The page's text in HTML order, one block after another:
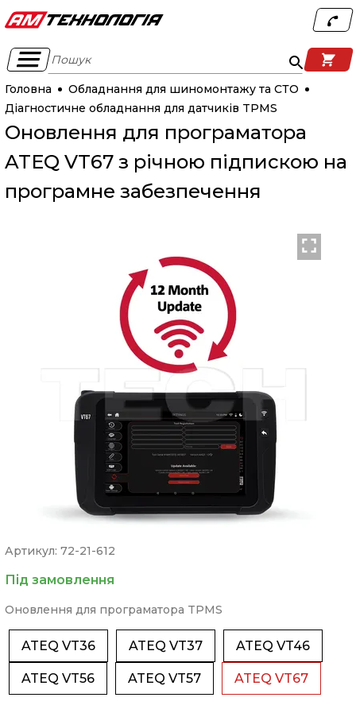
Пошук
Головна
Обладнання для шиномонтажу та СТО
Діагностичне обладнання для датчиків TPMS
Оновлення для програматора
ATEQ VT67 з річною підпискою на
програмне забезпечення
Артикул: 72-21-612
Під замовлення
Оновлення для програматора TPMS
ATEQ VT36 ATEQ VT37 ATEQ VT46
ATEQ VT56 ATEQ VT57 ATEQ VT67